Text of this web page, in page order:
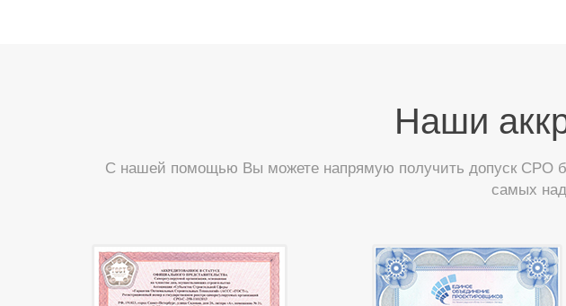
Наши
С нашей помощью Вы можете напрямую получить допуск СРО
самых